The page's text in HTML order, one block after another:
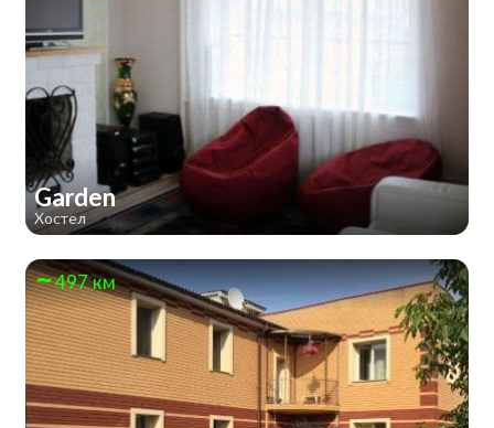
Garden
Хостел
497 км